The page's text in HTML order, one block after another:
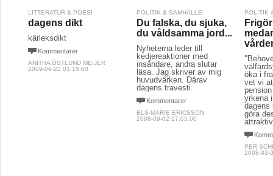
LITTERATUR & POESI
dagens dikt
kärleksdikt
Kommentarer
ANITHA ÖSTLUND MEIJER
2009-06-22 01:15:00
POLITIK & SAMHÄLLE
Du falska, du sjuka,
du våldsamma jord...
Nyheterna leder till
kedjereaktioner med
insändare, andra slutar
läsa. Jag skriver av mig
huvudvärken. Därav
dagens travesti.
Kommentarer
ELS-MARIE ERICSSON
2008-09-02 17:05:00
POLITIK
öka i
vet vi
yrkena
dagens
göra
PER
2008-03-